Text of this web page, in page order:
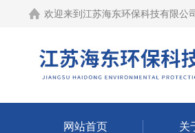
欢迎来到江苏海东环保科技有限公
网站首页 关